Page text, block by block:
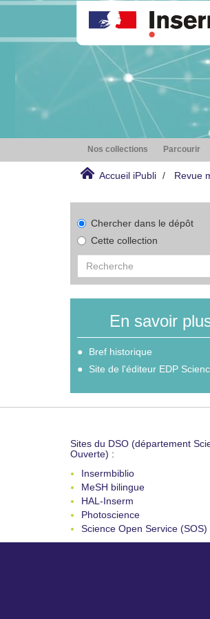
Nos collections Parcourir
Accueil iPubli Revue
Chercher dans le dépôt
Cette collection
En savoir
Bref historique
Site de l'éditeur EDP
Sites du DSO (département
Ouverte) :
Insermbiblio
MeSH bilingue
HAL-Inserm
Photoscience
Science Open Service (SOS)